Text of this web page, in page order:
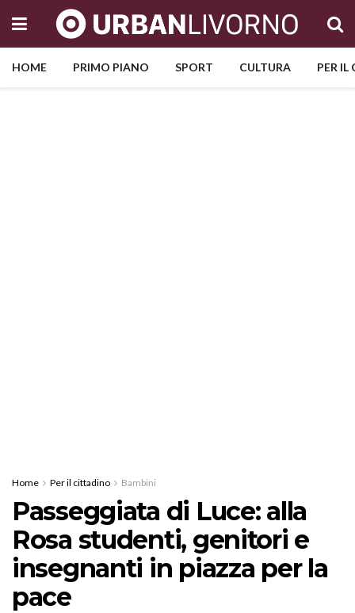
HOME PRIMO PIANO SPORT CULTURA PER
Home Per il cittadino Bambini
Passeggiata di Luce: alla
Rosa studenti, genitori e
insegnanti in piazza per la
pace